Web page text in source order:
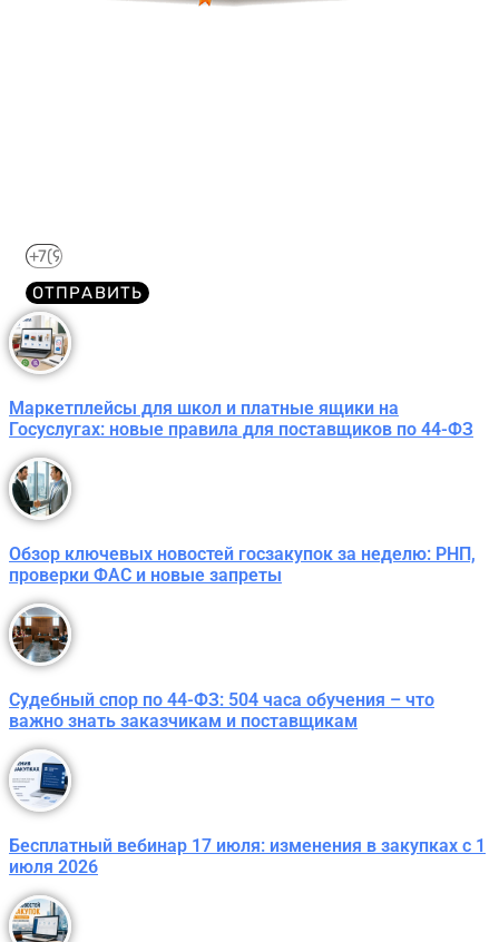
ОТПРАВИТЬ
Маркетплейсы для школ и платные ящики на
Госуслугах: новые правила для поставщиков по 44-ФЗ
Обзор ключевых новостей госзакупок за неделю: РНП,
проверки ФАС и новые запреты
Судебный спор по 44-ФЗ: 504 часа обучения – что
важно знать заказчикам и поставщикам
Бесплатный вебинар 17 июля: изменения в закупках с 1
июля 2026